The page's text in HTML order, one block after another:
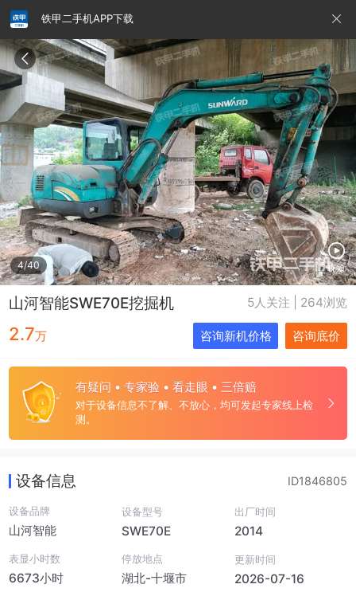
铁甲二手机APP下载
4/40 视频
山河智能SWE70E挖掘机 5人关注 | 264浏览
2.7万 咨询新机价格 咨询底价
有疑问 • 专家验 • 看走眼 • 三倍赔
对于设备信息不了解、不放心，均可发起专家线上检
测。
请输入手机号
提
交
即
表
示
您
同
意
《隐
私
政
策》
设备信息 ID1846805
设备品牌
山河智能
设备型号
SWE70E
出厂时间
2014
表显小时数
6673小时
停放地点
湖北-十堰市
更新时间
2026-07-16
铁甲龙总部 4000099032 认证经纪人